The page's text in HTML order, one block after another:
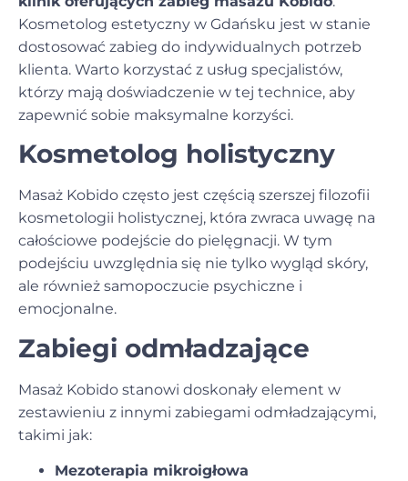
Kosmetolog estetyczny w Gdańsku jest w stanie
dostosować zabieg do indywidualnych potrzeb
klienta. Warto korzystać z usług specjalistów,
którzy mają doświadczenie w tej technice, aby
zapewnić sobie maksymalne korzyści.
Kosmetolog holistyczny
Masaż Kobido często jest częścią szerszej filozofii
kosmetologii holistycznej, która zwraca uwagę na
całościowe podejście do pielęgnacji. W tym
podejściu uwzględnia się nie tylko wygląd skóry,
ale również samopoczucie psychiczne i
emocjonalne.
Zabiegi odmładzające
Masaż Kobido stanowi doskonały element w
zestawieniu z innymi zabiegami odmładzającymi,
takimi jak:
Mezoterapia mikroigłowa